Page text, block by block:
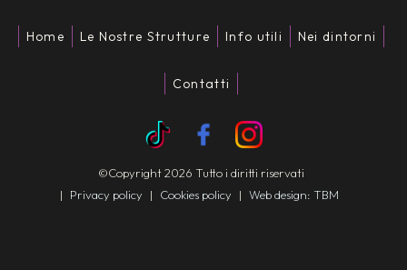
Home Le Nostre Strutture Info utili Nei dintorni
Contatti
©Copyright 2026 Tutto i diritti riservati
|
Privacy policy | Cookies policy | Web design: TBM